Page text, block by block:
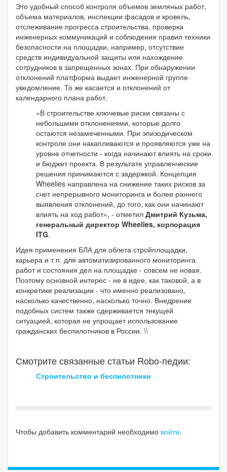
Это удобный способ контроля объемов земляных работ,
объема материалов, инспекции фасадов и кровель,
отслеживание прогресса строительства, проверка
инженерных коммуникаций и соблюдения правил техники
безопасности на площадки, например, отсутствие
средств индивидуальной защиты или нахождение
сотрудников в запрещенных зонах. При обнаружении
отклонений платформа выдает инженерной группе
уведомление. То же касается и отклонений от
календарного плана работ.
«В строительстве ключевые риски связаны с
небольшими отклонениями, которые долго
остаются незамеченными. При эпизодическом
контроле они накапливаются и проявляются уже на
уровне отчетности - когда начинают влиять на сроки
и бюджет проекта. В результате управленческие
решения принимаются с задержкой. Концепция
Wheelies направлена на снижение таких рисков за
счет непрерывного мониторинга и более раннего
выявления отклонений, до того, как они начинают
влиять на ход работ», - отметил Дмитрий Кузьма,
генеральный директор Wheelies, корпорация
ITG.
Идея применения БЛА для облета стройплощадки,
карьера и т.п. для автоматизированного мониторинга
работ и состояния дел на площадке - совсем не новая.
Поэтому основной интерес - не в идее, как таковой, а в
конкретике реализации - что именно реализовано,
насколько качественно, насколько точно. Внедрение
подобных систем также сдерживается текущей
ситуацией, которая не упрощает использование
гражданских беспилотников в России. \\
Смотрите связанные статьи Robo-педии:
Строительство и беспилотники
Чтобы добавить комментарий необходимо войти.